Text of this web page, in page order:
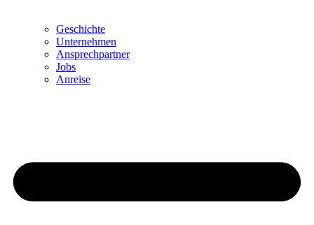
Geschichte
Unternehmen
Ansprechpartner
Jobs
Anreise